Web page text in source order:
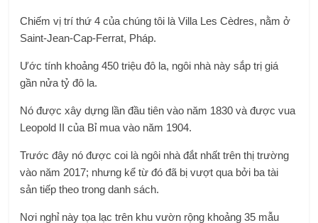
Chiếm vị trí thứ 4 của chúng tôi là Villa Les Cèdres, nằm ở
Saint-Jean-Cap-Ferrat, Pháp.
Ước tính khoảng 450 triệu đô la, ngôi nhà này sắp trị giá
gần nửa tỷ đô la.
Nó được xây dựng lần đầu tiên vào năm 1830 và được vua
Leopold II của Bỉ mua vào năm 1904.
Trước đây nó được coi là ngôi nhà đắt nhất trên thị trường
vào năm 2017; nhưng kể từ đó đã bị vượt qua bởi ba tài
sản tiếp theo trong danh sách.
Nơi nghỉ này tọa lạc trên khu vườn rộng khoảng 35 mẫu